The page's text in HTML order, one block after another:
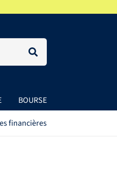
BOURSE
financières